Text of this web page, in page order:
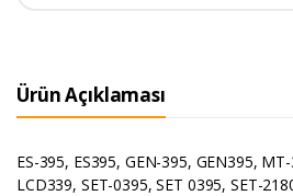
Ürün Açıklaması
ES-395, ES395, GEN-395, GEN395,
LCD339, SET-0395, SET 0395, SET-